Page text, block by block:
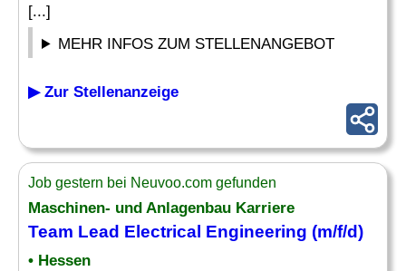
[...]
MEHR INFOS ZUM STELLENANGEBOT
▶ Zur Stellenanzeige
Job gestern bei Neuvoo.com gefunden
Maschinen- und Anlagenbau Karriere
Team Lead Electrical Engineering (m/f/d)
• Hessen